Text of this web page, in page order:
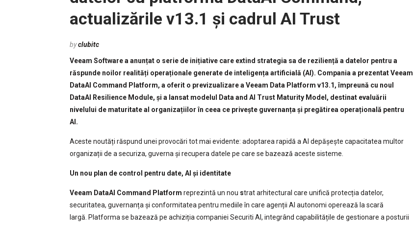
actualizările v13.1 și cadrul AI Trust
byclubitc
Veeam Software a anunțat o serie de inițiative care extind strategia sa de reziliență a datelor pentru a
răspunde noilor realități operaționale generate de inteligența artificială (AI). Compania a prezentat Veeam
DataAI Command Platform, a oferit o previzualizare a Veeam Data Platform v13.1, împreună cu noul
DataAI Resilience Module, și a lansat modelul Data and AI Trust Maturity Model, destinat evaluării
nivelului de maturitate al organizațiilor în ceea ce privește guvernanța și pregătirea operațională pentru
AI.
Aceste noutăți răspund unei provocări tot mai evidente: adoptarea rapidă a AI depășește capacitatea multor
organizații de a securiza, guverna și recupera datele pe care se bazează aceste sisteme.
Un nou plan de control pentru date, AI și identitate
Veeam DataAI Command Platform reprezintă un nou strat arhitectural care unifică protecția datelor,
securitatea, guvernanța și conformitatea pentru mediile în care agenții AI autonomi operează la scară
largă. Platforma se bazează pe achiziția companiei Securiti AI, integrând capabilitățile de gestionare a posturii